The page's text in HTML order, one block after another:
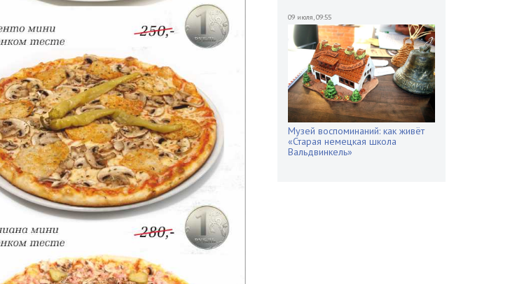
09 июля,09:55
Музей воспоминаний: как живёт
«Старая немецкая школа
Вальдвинкель»